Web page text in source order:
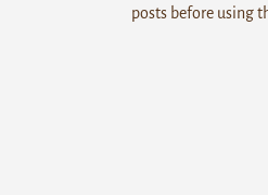
posts before using